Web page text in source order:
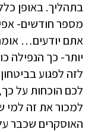
בתהליך. באופן
מספר חודשים-
אתם יודעים…
יותר- כך הנפילה
לזה לפגוע
לכם הוכחות על
למכור את זה למי
האוסקרים שכבר